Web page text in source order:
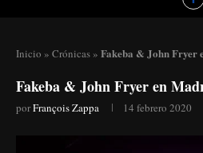
Inicio » Crónicas » Fakeba & John Fryer
Fakeba & John Fryer en
porFrançois Zappa 14 febrero 2020